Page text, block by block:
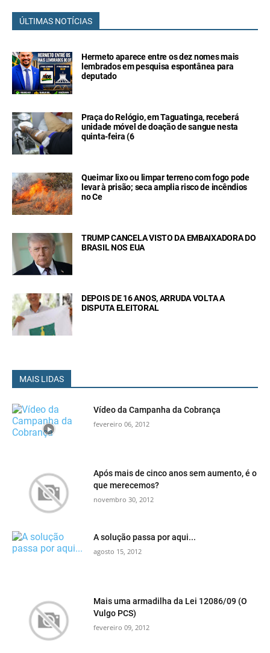
ÚLTIMAS NOTÍCIAS
Hermeto aparece entre os dez nomes mais
lembrados em pesquisa espontânea para
deputado
Praça do Relógio, em Taguatinga, receberá
unidade móvel de doação de sangue nesta
quinta-feira (6
Queimar lixo ou limpar terreno com fogo pode
levar à prisão; seca amplia risco de incêndios
no Ce
TRUMP CANCELA VISTO DA EMBAIXADORA DO
BRASIL NOS EUA
DEPOIS DE 16 ANOS, ARRUDA VOLTA A
DISPUTA ELEITORAL
MAIS LIDAS
Vídeo da Campanha da Cobrança
fevereiro 06, 2012
Após mais de cinco anos sem aumento, é o
que merecemos?
novembro 30, 2012
A solução passa por aqui...
agosto 15, 2012
Mais uma armadilha da Lei 12086/09 (O
Vulgo PCS)
fevereiro 09, 2012